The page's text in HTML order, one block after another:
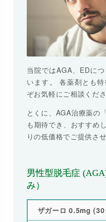
当院ではAGA、EDに
います。 各薬剤とも
ぞお気軽にご相談くださ
とくに、AGA治療薬の
も期待でき、おすすめ
りの低価格でご提供さ
男性型脱毛症
み）
ザガーロ 0.5mg (30